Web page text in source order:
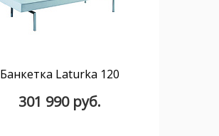
Банкетка Laturka 120
301 990 руб.